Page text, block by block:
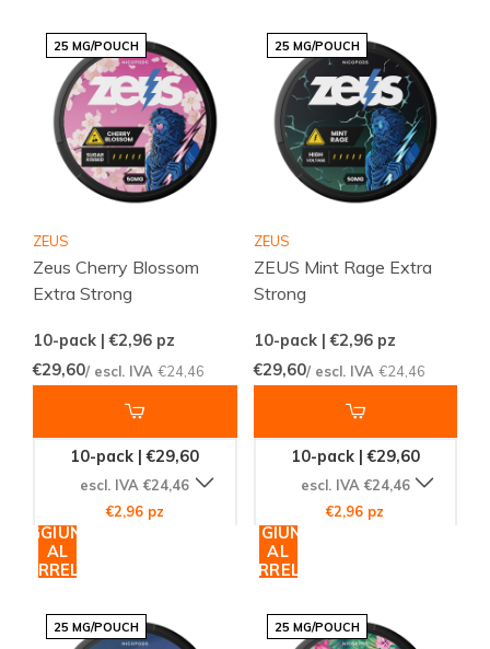
25 MG/POUCH
ZEUS
Zeus Cherry Blossom
Extra Strong
10-pack | €2,96 pz
€29,60/ escl. IVA €24,46
10-pack | €29,60
escl. IVA €24,46
€2,96 pz
AGGIUNGI
AL
CARRELLO
25 MG/POUCH
ZEUS
ZEUS Mint Rage Extra
Strong
10-pack | €2,96pz
€29,60/ escl. IVA €24,46
10-pack | €29,60
escl. IVA €24,46
€2,96 pz
AGGIUNGI
AL
CARRELLO
25 MG/POUCH 25 MG/POUCH